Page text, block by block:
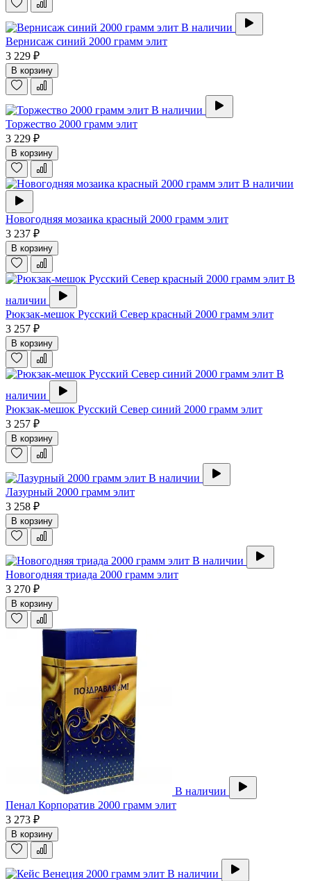
В наличии
Вернисаж синий 2000 грамм элит
3 229 ₽
В корзину
В наличии
Торжество 2000 грамм элит
3 229 ₽
В корзину
В наличии
Новогодняя мозаика красный 2000 грамм элит
3 237 ₽
В корзину
В
наличии
Рюкзак-мешок Русский Север красный 2000 грамм элит
3 257 ₽
В корзину
В
наличии
Рюкзак-мешок Русский Север синий 2000 грамм элит
3 257 ₽
В корзину
В наличии
Лазурный 2000 грамм элит
3 258 ₽
В корзину
В наличии
Новогодняя триада 2000 грамм элит
3 270 ₽
В корзину
В наличии
Пенал Корпоратив 2000 грамм элит
3 273 ₽
В корзину
В наличии